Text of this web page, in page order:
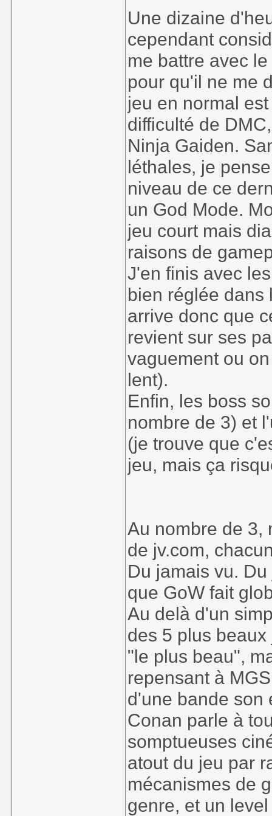
Une dizaine
cependant
me battre avec
pour qu'il ne me
jeu en normal
difficulté de
Ninja Gaiden.
léthales, je
niveau de ce
un God Mode.
jeu court mais
raisons de
J'en finis avec
bien réglée dans
arrive donc que
revient sur ses
vaguement ou
lent).
Enfin, les boss
nombre de 3) et
(je trouve que
jeu, mais ça
Au nombre de 3,
de jv.com,
Du jamais vu.
que GoW fait
Au delà d'un
des 5 plus
"le plus beau",
repensant à
d'une bande son
Conan parle à
somptueuses
atout du jeu par
mécanismes de
genre, et un